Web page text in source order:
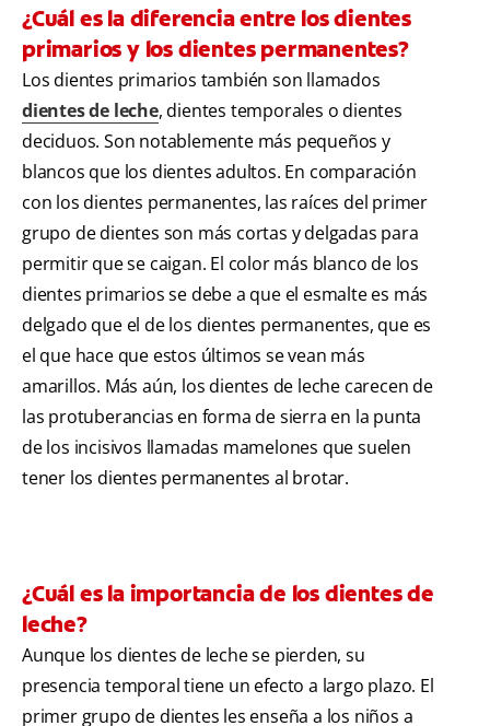
¿Cuál es la diferencia entre los dientes
primarios y los dientes permanentes?
Los dientes primarios también son llamados
dientes de leche, dientes temporales o dientes
deciduos. Son notablemente más pequeños y
blancos que los dientes adultos. En comparación
con los dientes permanentes, las raíces del primer
grupo de dientes son más cortas y delgadas para
permitir que se caigan. El color más blanco de los
dientes primarios se debe a que el esmalte es más
delgado que el de los dientes permanentes, que es
el que hace que estos últimos se vean más
amarillos. Más aún, los dientes de leche carecen de
las protuberancias en forma de sierra en la punta
de los incisivos llamadas mamelones que suelen
tener los dientes permanentes al brotar.
¿Cuál es la importancia de los dientes de
leche?
Aunque los dientes de leche se pierden, su
presencia temporal tiene un efecto a largo plazo. El
primer grupo de dientes les enseña a los niños a